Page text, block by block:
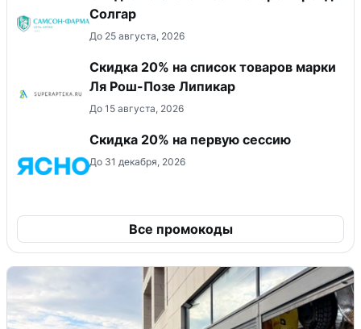
Солгар
До 25 августа, 2026
Скидка 20% на список товаров марки
Ля Рош-Позе Липикар
До 15 августа, 2026
Скидка 20% на первую сессию
До 31 декабря, 2026
Все промокоды